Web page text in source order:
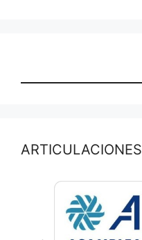
ARTICULACIONES